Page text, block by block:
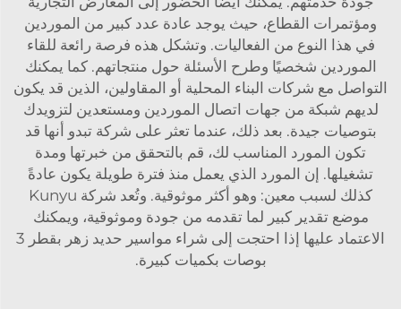
ومؤتمرات القطاع، حيث يوجد عادة عدد كبير من الموردين
في هذا النوع من الفعاليات. وتشكل هذه فرصة رائعة للقاء
الموردين شخصيًا وطرح الأسئلة حول منتجاتهم. كما يمكنك
التواصل مع شركات البناء المحلية أو المقاولين، الذين قد يكون
لديهم شبكة من جهات اتصال الموردين ومستعدين لتزويدك
بتوصيات جيدة. بعد ذلك، عندما تعثر على شركة تبدو أنها قد
تكون المورد المناسب لك، قم بالتحقق من خبرتها ومدة
تشغيلها. إن المورد الذي يعمل منذ فترة طويلة يكون عادةً
كذلك لسبب معين: وهو أكثر موثوقية. وتُعد شركة Kunyu
موضع تقدير كبير لما تقدمه من جودة وموثوقية، ويمكنك
الاعتماد عليها إذا احتجت إلى شراء مواسير حديد زهر بقطر 3
بوصات بكميات كبيرة.